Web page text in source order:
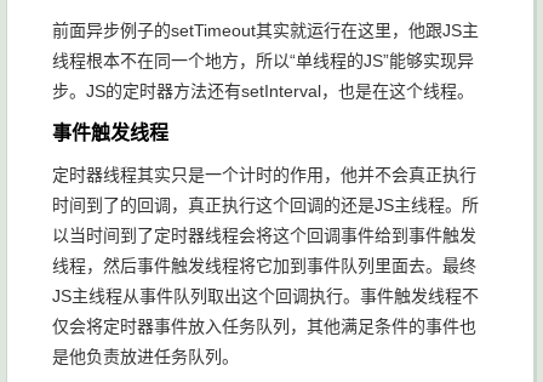
前面异步例子的setTimeout其实就运行在这里，他跟JS主
线程根本不在同一个地方，所以“单线程的JS”能够实现异
步。JS的定时器方法还有setInterval，也是在这个线程。
事件触发线程
定时器线程其实只是一个计时的作用，他并不会真正执行
时间到了的回调，真正执行这个回调的还是JS主线程。所
以当时间到了定时器线程会将这个回调事件给到事件触发
线程，然后事件触发线程将它加到事件队列里面去。最终
JS主线程从事件队列取出这个回调执行。事件触发线程不
仅会将定时器事件放入任务队列，其他满足条件的事件也
是他负责放进任务队列。